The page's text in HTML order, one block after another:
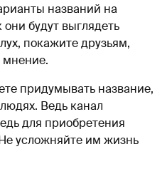
названий на
будут выглядеть
покажите друзьям,
мнение.
придумывать название,
Ведь канал
для приобретения
усложняйте им жизнь